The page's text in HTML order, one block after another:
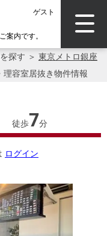
ゲスト
案内です。
探す ＞ 東京メトロ銀座
容室居抜き物件情報
徒歩7分
ログイン